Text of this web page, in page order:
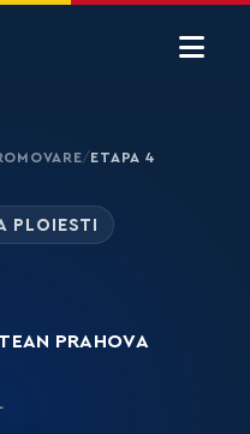
/ETAPA 4
PLOIESTI
PRAHOVA